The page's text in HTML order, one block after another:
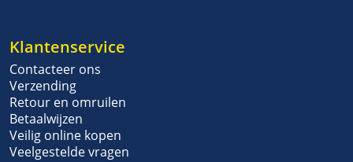
Klantenservice
Contacteer ons
Verzending
Retour en omruilen
Betaalwijzen
Veilig online kopen
Veelgestelde vragen